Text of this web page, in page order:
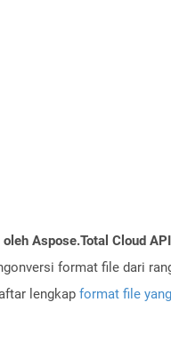
Aspose.Total Cloud
format file dari
lengkap format file